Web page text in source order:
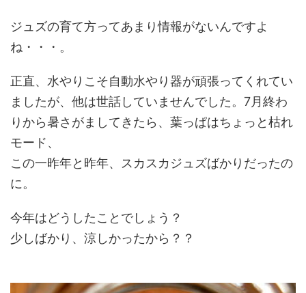
ジュズの育て方ってあまり情報がないんですよ
ね・・・。
正直、水やりこそ自動水やり器が頑張ってくれてい
ましたが、他は世話していませんでした。7月終わ
りから暑さがましてきたら、葉っぱはちょっと枯れ
モード、
この一昨年と昨年、スカスカジュズばかりだったの
に。
今年はどうしたことでしょう？
少しばかり、涼しかったから？？